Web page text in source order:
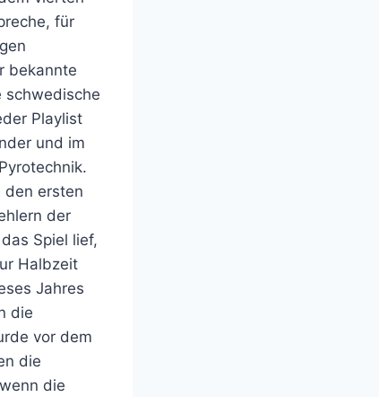
für
bekannte
schwedische
Playlist
und im
den ersten
der
Spiel lief,
Halbzeit
Jahres
die
vor dem
die
die